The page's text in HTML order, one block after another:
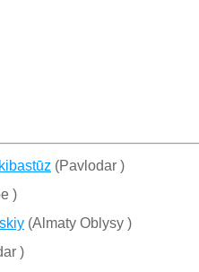
(Pavlodar )
)
(Almaty Oblysy )
)